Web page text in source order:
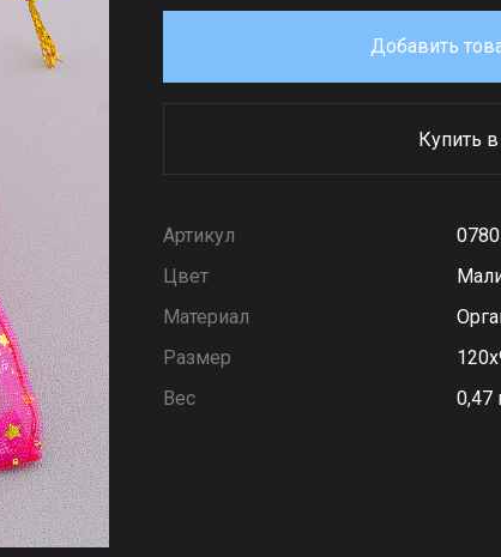
Добавить
Купить
Артикул
Цвет
Материал
Размер
Вес
0,47